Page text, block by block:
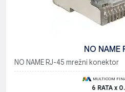
NO NAME
NO NAME RJ-45 mrežni konektor
MULTICOM
6 RATA x